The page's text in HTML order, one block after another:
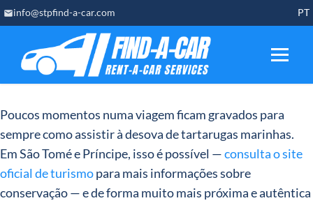
Skip
to
content
info@stpfind-a-car.com PT
Poucos momentos numa viagem ficam gravados para
sempre como assistir à desova de tartarugas marinhas.
Em São Tomé e Príncipe, isso é possível —consulta o site
oficial de turismopara mais informações sobre
conservação — e de forma muito mais próxima e autêntica